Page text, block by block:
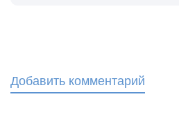
Добавить комментарий